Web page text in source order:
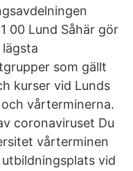
00 Lund Såhär gör
som gällt
kurser vid Lunds
vårterminerna.
coronaviruset Du
vårterminen
vid